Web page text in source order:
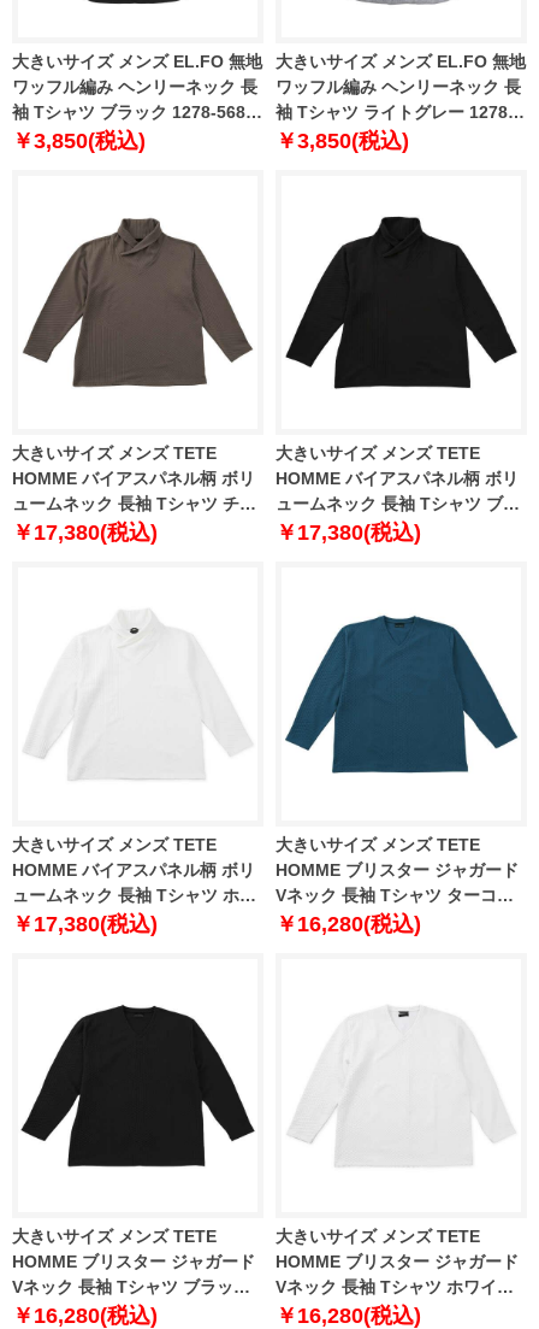
大きいサイズ メンズ EL.FO 無地
ワッフル編み ヘンリーネック 長
袖 Tシャツ ブラック 1278-5680-
2 3L 4L 5L 6L
￥3,850(税込)
大きいサイズ メンズ EL.FO 無地
ワッフル編み ヘンリーネック 長
袖 Tシャツ ライトグレー 1278-
5680-1 3L 4L 5L 6L
￥3,850(税込)
大きいサイズ メンズ TETE
HOMME バイアスパネル柄 ボリ
ュームネック 長袖 Tシャツ チャ
コール 1278-5646-3 3L 4L 5L
￥17,380(税込)
大きいサイズ メンズ TETE
HOMME バイアスパネル柄 ボリ
ュームネック 長袖 Tシャツ ブラ
ック 1278-5646-2 3L 4L 5L 6L
￥17,380(税込)
大きいサイズ メンズ TETE
HOMME バイアスパネル柄 ボリ
ュームネック 長袖 Tシャツ ホワ
イト 1278-5646-1 3L 4L 5L 6L
￥17,380(税込)
大きいサイズ メンズ TETE
HOMME ブリスター ジャガード
Vネック 長袖 Tシャツ ターコイ
ズ 1278-5645-3 3L 4L 5L 6L
￥16,280(税込)
大きいサイズ メンズ TETE
HOMME ブリスター ジャガード
Vネック 長袖 Tシャツ ブラック
1278-5645-2 3L 4L 5L 6L
￥16,280(税込)
大きいサイズ メンズ TETE
HOMME ブリスター ジャガード
Vネック 長袖 Tシャツ ホワイト
1278-5645-1 3L 4L 5L 6L
￥16,280(税込)